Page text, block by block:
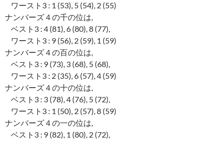
ワースト3 : 1 (53), 5 (54), 2 (55)
ナンバーズ４の千の位は,
ベスト3 : 4 (81), 6 (80), 8 (77),
ワースト3 : 9 (56), 2 (59), 1 (59)
ナンバーズ４の百の位は,
ベスト3 : 9 (73), 3 (68), 5 (68),
ワースト3 : 2 (35), 6 (57), 4 (59)
ナンバーズ４の十の位は,
ベスト3 : 3 (78), 4 (76), 5 (72),
ワースト3 : 1 (50), 2 (57), 8 (59)
ナンバーズ４の一の位は,
ベスト3 : 9 (82), 1 (80), 2 (72),